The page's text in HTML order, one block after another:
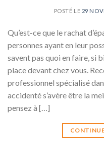
POSTÉ LE 29
Qu’est-ce que le rachat
personnes ayant en leur
savent pas quoi en faire, si
place devant chez vous.
professionnel spécialisé
accidenté s’avère être la
pensez à […]